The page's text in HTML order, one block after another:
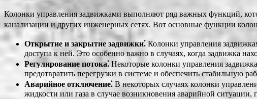
Колонки управления задвижками выполняют ряд важных функций,
канализации и других инженерных сетях. Вот основные функции
Открытие и закрытие задвижки⁚ Колонки управления
доступа к ней. Это особенно важно в случаях, когда задвижка
Регулирование потока⁚ Некоторые колонки управления
предотвратить перегрузки в системе и обеспечить стабильную
Аварийное отключение⁚ В некоторых случаях колонки
жидкости или газа в случае возникновения аварийной ситуации,